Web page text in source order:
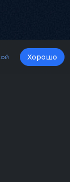
Хорошо